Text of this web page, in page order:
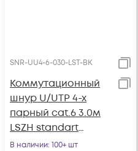
SNR-UU4-6-030-LST-BK
Коммутационный
шнур U/UTP 4-х
парный cat.6 3.0м
LSZH standart
чёрный
В наличии: 100+ шт